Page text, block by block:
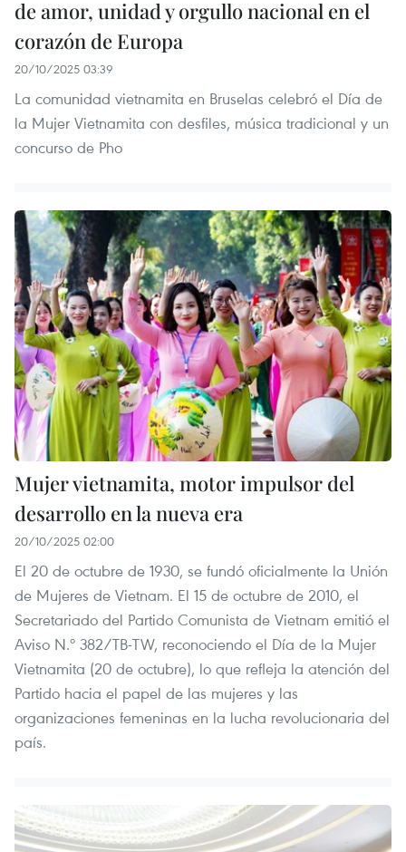
de amor, unidad y orgullo nacional en el
corazón de Europa
20/10/2025 03:39
La comunidad vietnamita en Bruselas celebró el Día de
la Mujer Vietnamita con desfiles, música tradicional y un
concurso de Pho
Mujer vietnamita, motor impulsor del
desarrollo en la nueva era
20/10/2025 02:00
El 20 de octubre de 1930, se fundó oficialmente la Unión
de Mujeres de Vietnam. El 15 de octubre de 2010, el
Secretariado del Partido Comunista de Vietnam emitió el
Aviso N.º 382/TB-TW, reconociendo el Día de la Mujer
Vietnamita (20 de octubre), lo que refleja la atención del
Partido hacia el papel de las mujeres y las
organizaciones femeninas en la lucha revolucionaria del
país.